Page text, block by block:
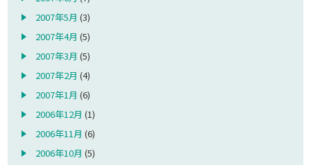
2007年5月 (3)
2007年4月 (5)
2007年3月 (5)
2007年2月 (4)
2007年1月 (6)
2006年12月 (1)
2006年11月 (6)
2006年10月 (5)